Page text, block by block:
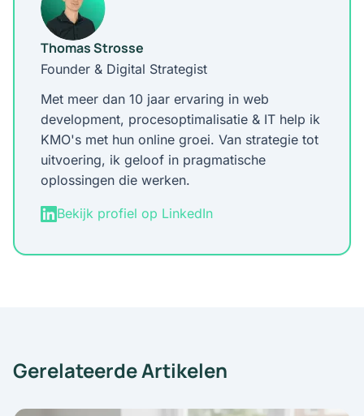
Thomas Strosse
Founder & Digital Strategist
Met meer dan 10 jaar ervaring in web
development, procesoptimalisatie & IT help ik
KMO's met hun online groei. Van strategie tot
uitvoering, ik geloof in pragmatische
oplossingen die werken.
Bekijk profiel op LinkedIn
Gerelateerde Artikelen